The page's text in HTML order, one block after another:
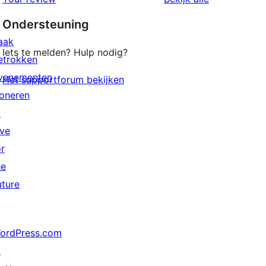
Ondersteuning
Iets te melden? Hulp nodig?
Het supportforum bekijken